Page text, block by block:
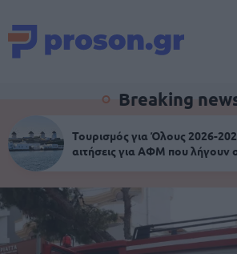
Breaking
Τουρισμός για Όλους 2026-
αιτήσεις για ΑΦΜ που λήγουν